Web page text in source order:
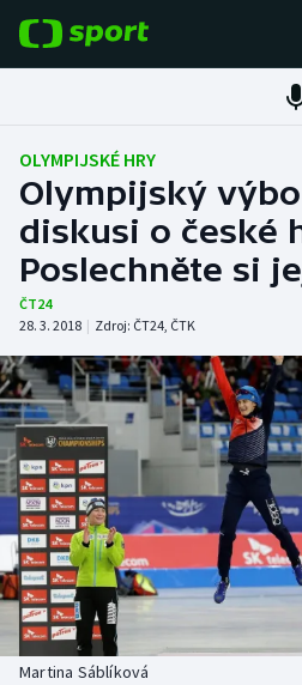
Fotbal
Hokej
Tenis
Atletika
Cyklistika
DALŠÍ SPORTY
Americký fotbal
Baseball a softbal
Basketbal
Biatlon
NEPŘEHLÉDNĚTE
Soutěže
Historické návraty
Aplikace ČT sport
OLYMPIJSKÉ HRY
Olympijský
diskusi o české
Poslechněte si
ČT24
28. 3. 2018 | Zdroj: ČT24, ČTK
Martina Sáblíková